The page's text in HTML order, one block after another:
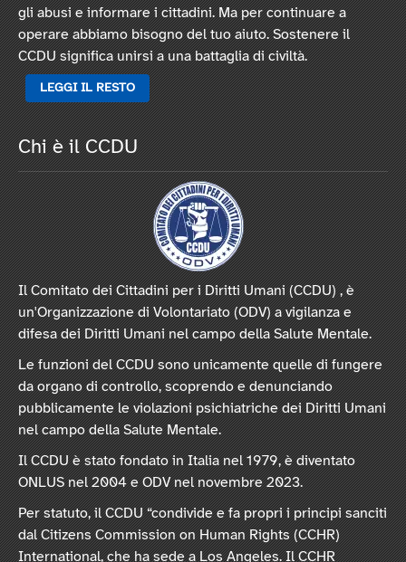
gli abusi e informare i cittadini. Ma per continuare a
operare abbiamo bisogno del tuo aiuto. Sostenere il
CCDU significa unirsi a una battaglia di civiltà.
LEGGI IL RESTO
Chi è il CCDU
Il Comitato dei Cittadini per i Diritti Umani (CCDU) , è
un'Organizzazione di Volontariato (ODV) a vigilanza e
difesa dei Diritti Umani nel campo della Salute Mentale.
Le funzioni del CCDU sono unicamente quelle di fungere
da organo di controllo, scoprendo e denunciando
pubblicamente le violazioni psichiatriche dei Diritti Umani
nel campo della Salute Mentale.
Il CCDU è stato fondato in Italia nel 1979, è diventato
ONLUS nel 2004 e ODV nel novembre 2023.
Per statuto, il CCDU “condivide e fa propri i principi sanciti
dal Citizens Commission on Human Rights (CCHR)
International, che ha sede a Los Angeles. Il CCHR